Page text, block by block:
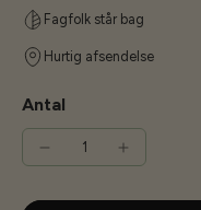
Fagfolk står bag
Hurtig afsendelse
Antal